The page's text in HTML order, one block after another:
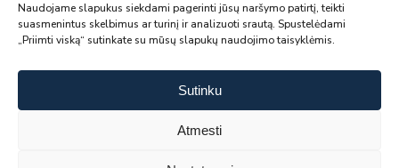
Naudojame slapukus siekdami pagerinti jūsų naršymo patirtį, teikti
suasmenintus skelbimus ar turinį ir analizuoti srautą. Spustelėdami
„Priimti viską“ sutinkate su mūsų slapukų naudojimo taisyklėmis.
Sutinku
Atmesti